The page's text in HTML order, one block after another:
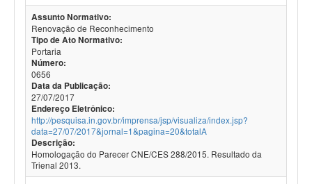
Assunto Normativo:
Renovação de Reconhecimento
Tipo de Ato Normativo:
Portaria
Número:
0656
Data da Publicação:
27/07/2017
Endereço Eletrônico:
http://pesquisa.in.gov.br/imprensa/jsp/visualiza/index.jsp?
data=27/07/2017&jornal=1&pagina=20&totalA
Descrição:
Homologação do Parecer CNE/CES 288/2015. Resultado da
Trienal 2013.